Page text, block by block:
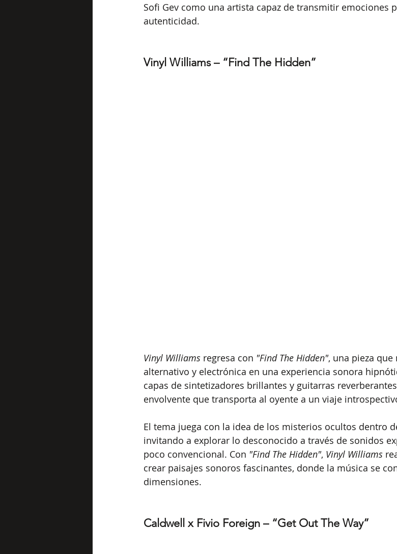
Sofi Gev como una artista capaz de transmitir emociones
autenticidad.
Vinyl Williams – “Find The Hidden”
Vinyl Williams regresa con "Find The Hidden", una pieza
alternativo y electrónica en una experiencia sonora
capas de sintetizadores brillantes y guitarras
envolvente que transporta al oyente a un viaje
El tema juega con la idea de los misterios ocultos dentro
invitando a explorar lo desconocido a través de sonidos
poco convencional. Con "Find The Hidden", Vinyl Williams
crear paisajes sonoros fascinantes, donde la música se
dimensiones.
Caldwell x Fivio Foreign – “Get Out The Way”